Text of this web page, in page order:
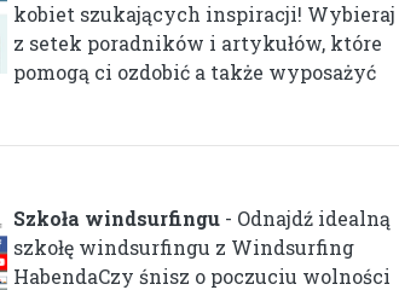
kobiet szukających inspiracji! Wybieraj
z setek poradników i artykułów, które
pomogą ci ozdobić a także wyposażyć
Szkoła windsurfingu - Odnajdź idealną
szkołę windsurfingu z Windsurfing
HabendaCzy śnisz o poczuciu wolności